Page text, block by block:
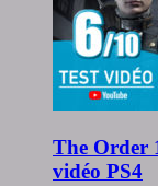
The Order
vidéo PS4